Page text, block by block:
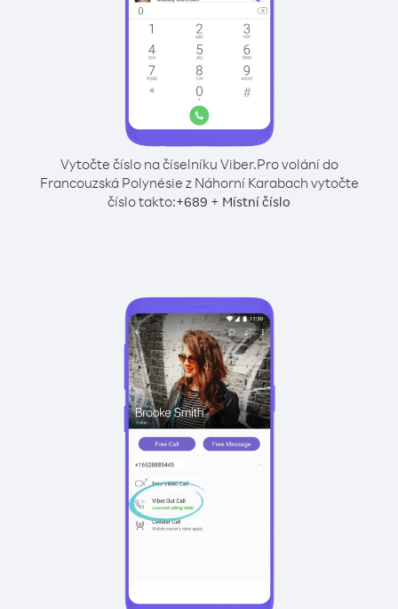
Vytočte číslo na číselníku Viber.Pro volání do
Francouzská Polynésie z Náhorní Karabach vytočte
číslo takto:+689 + Místní číslo